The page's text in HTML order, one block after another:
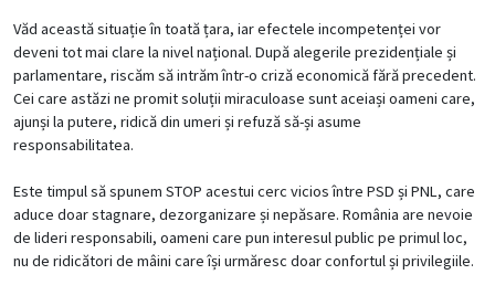
Văd această situație în toată țara, iar efectele incompetenței vor
deveni tot mai clare la nivel național. După alegerile prezidențiale și
parlamentare, riscăm să intrăm într-o criză economică fără precedent.
Cei care astăzi ne promit soluții miraculoase sunt aceiași oameni care,
ajunși la putere, ridică din umeri și refuză să-și asume
responsabilitatea.
Este timpul să spunem STOP acestui cerc vicios între PSD și PNL, care
aduce doar stagnare, dezorganizare și nepăsare. România are nevoie
de lideri responsabili, oameni care pun interesul public pe primul loc,
nu de ridicători de mâini care își urmăresc doar confortul și privilegiile.